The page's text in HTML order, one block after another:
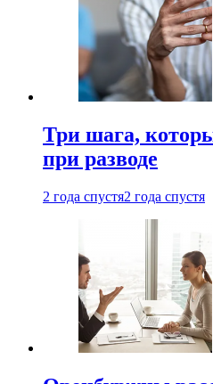
Три шага,
при разводе
2 года спустя2 года спустя